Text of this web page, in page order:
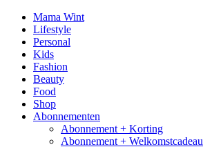
Mama Wint
Lifestyle
Personal
Kids
Fashion
Beauty
Food
Shop
Abonnementen
Abonnement + Korting
Abonnement + Welkomstcadeau